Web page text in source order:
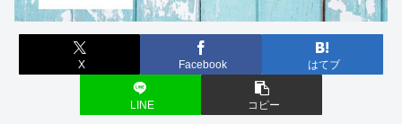
X Facebook はてブ
LINE コピー